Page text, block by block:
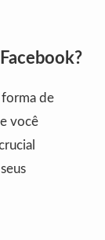
forma de
você